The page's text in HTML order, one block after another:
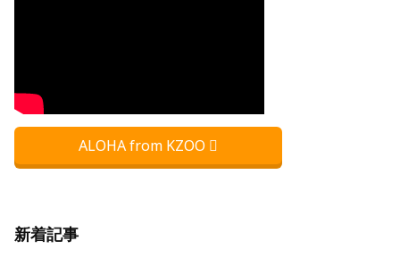
ALOHA from KZOO
新着記事